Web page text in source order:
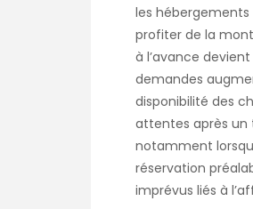
les hébergements
profiter de la
à l’avance
demandes
disponibilité des
attentes après un
notamment
réservation
imprévus liés à